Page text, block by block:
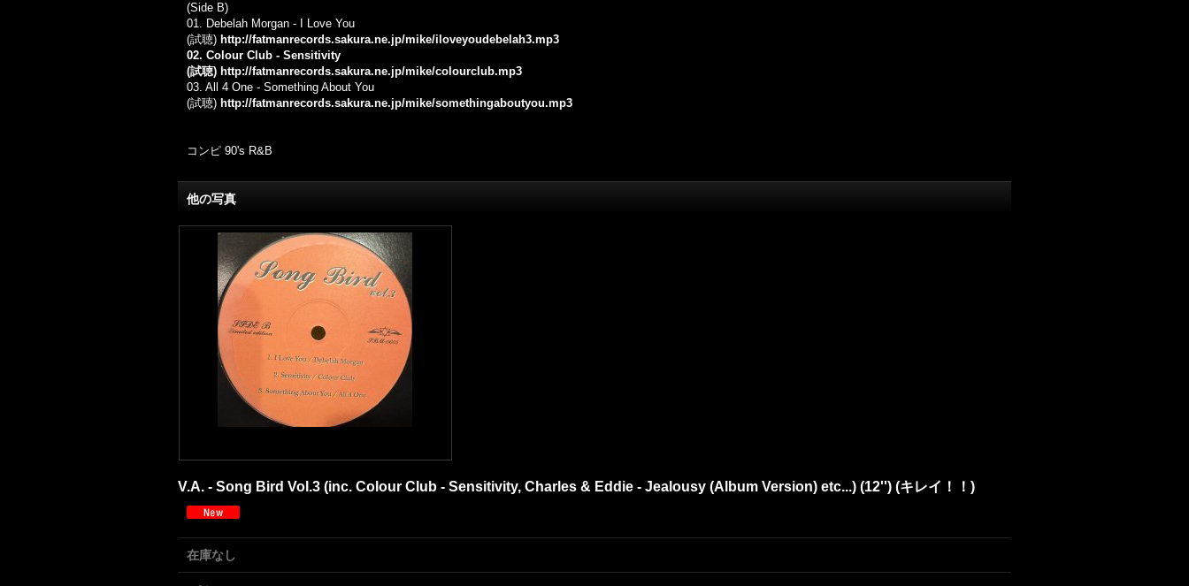
(Side B)
01. Debelah Morgan - I Love You
(試聴) http://fatmanrecords.sakura.ne.jp/mike/iloveyoudebelah3.mp3
02. Colour Club - Sensitivity
(試聴) http://fatmanrecords.sakura.ne.jp/mike/colourclub.mp3
03. All 4 One - Something About You
(試聴) http://fatmanrecords.sakura.ne.jp/mike/somethingaboutyou.mp3
コンピ 90's R&B
他の写真
V.A. - Song Bird Vol.3 (inc. Colour Club - Sensitivity, Charles & Eddie - Jealousy (Album Version) etc...) (12'') (キレイ！！)
在庫なし